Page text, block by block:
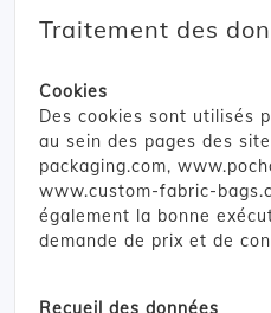
Traitement des
Cookies
Des cookies sont utilisés
au sein des pages des
packaging.com,
www.custom-fabric-
également la bonne
demande de prix et de
Recueil des données